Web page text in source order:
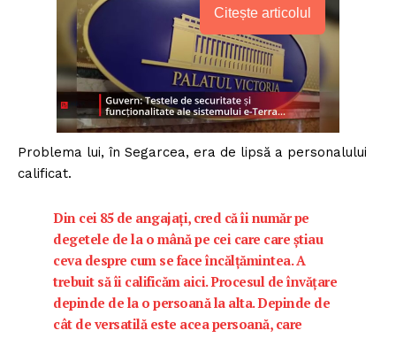
Citește articolul
Problema lui, în Segarcea, era de lipsă a personalului
calificat.
Din cei 85 de angajaţi, cred că îi număr pe
degetele de la o mână pe cei care care ştiau
ceva despre cum se face încălţămintea. A
trebuit să îi calificăm aici. Procesul de învăţare
depinde de la o persoană la alta. Depinde de
cât de versatilă este acea persoană, care